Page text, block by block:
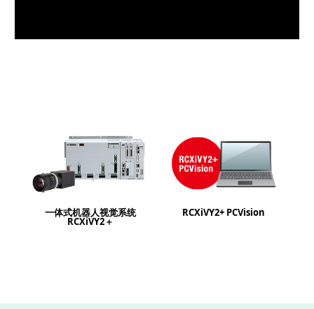
一体式机器人视觉系统
RCXiVY2＋
RCXiVY2+ PCVision